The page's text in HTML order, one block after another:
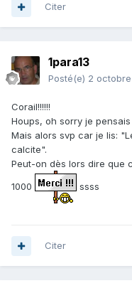
Citer
1para13
Posté(e) 2 octobre
Corail!!!!!!
Houps, oh sorry je
Mais alors svp car je lis:
calcite".
Peut-on dès lors dire que
1000
ssss
Citer